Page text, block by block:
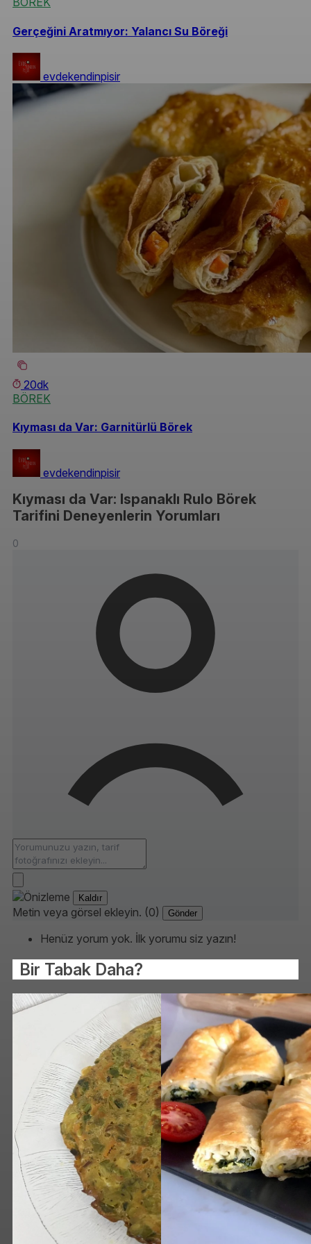
Gerçeğini Aratmıyor: Yalancı Su Böreği
evdekendinpisir
20dk
BÖREK
Kıyması da Var: Garnitürlü Börek
evdekendinpisir
Kıyması da Var: Ispanaklı Rulo Börek
Tarifini Deneyenlerin Yorumları
0
Kaldır
Metin veya görsel ekleyin. (0) Gönder
Henüz yorum yok. İlk yorumu siz yazın!
Bir Tabak Daha?